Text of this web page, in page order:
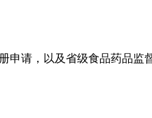
，以及省级食品药品监